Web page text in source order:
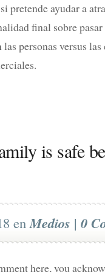
pretende ayudar a
final sobre
personas versus
is safe
enMedios | 0
here, you